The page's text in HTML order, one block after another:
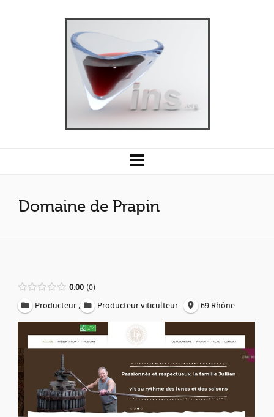
Domaine de Prapin
0.00 0
Producteur , Producteur viticulteur 69 Rhône